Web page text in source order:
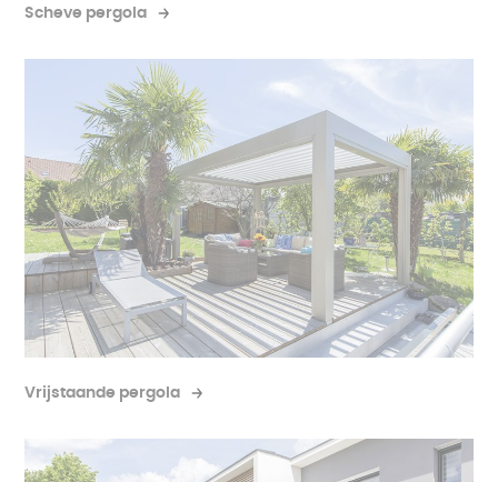
energiebesparing.
Meer informatie
Scheve pergola
Vrijstaande pergola